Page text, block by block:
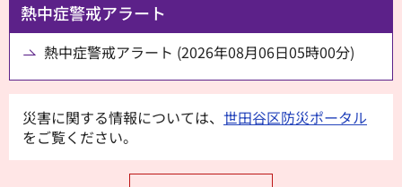
熱中症警戒アラート
熱中症警戒アラート (2026年08月06日05時00分)
災害に関する情報については、 世田谷区防災ポータル
をご覧ください。